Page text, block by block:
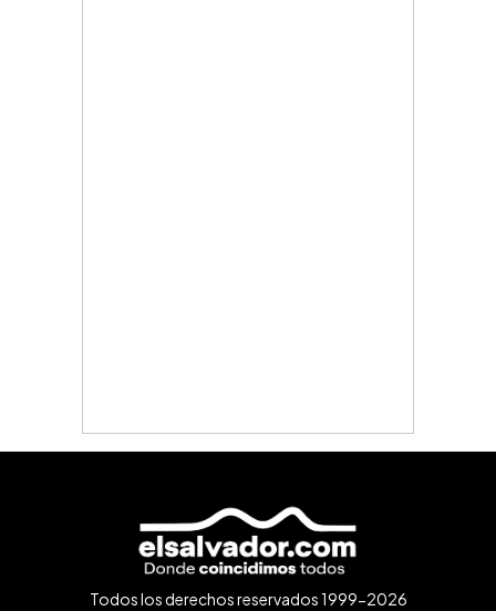
Todos los derechos reservados 1999-2026